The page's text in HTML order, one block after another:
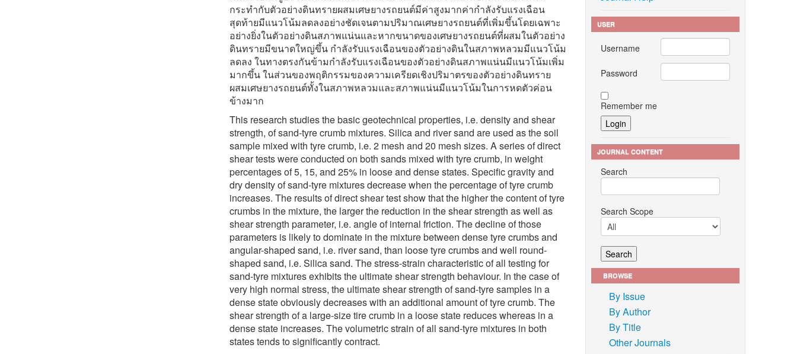
กระทำกับตัวอย่างดินทรายผสมเศษยางรถยนต์มีค่าสูงมากค่ากำลังรับแรงเฉือน
สุดท้ายมีแนวโน้มลดลงอย่างชัดเจนตามปริมาณเศษยางรถยนต์ที่เพิ่มขึ้นโดยเฉพาะ
อย่างยิ่งในตัวอย่างดินสภาพแน่นและหากขนาดของเศษยางรถยนต์ที่ผสมในตัวอย่าง
ดินทรายมีขนาดใหญ่ขึ้น กำลังรับแรงเฉือนของตัวอย่างดินในสภาพหลวมมีแนวโน้ม
ลดลง ในทางตรงกันข้ามกำลังรับแรงเฉือนของตัวอย่างดินสภาพแน่นมีแนวโน้มเพิ่ม
มากขึ้น ในส่วนของพฤติกรรมของความเครียดเชิงปริมาตรของตัวอย่างดินทราย
ผสมเศษยางรถยนต์ทั้งในสภาพหลวมและสภาพแน่นมีแนวโน้มในการหดตัวค่อน
ข้างมาก
This research studies the basic geotechnical properties, i.e. density and shear
strength, of sand-tyre crumb mixtures. Silica and river sand are used as the soil
sample mixed with tyre crumb, i.e. 2 mesh and 20 mesh sizes. A series of direct
shear tests were conducted on both sands mixed with tyre crumb, in weight
percentages of 5, 15, and 25% in loose and dense states. Specific gravity and
dry density of sand-tyre mixtures decrease when the percentage of tyre crumb
increases. The results of direct shear test show that the higher the content of tyre
crumbs in the mixture, the larger the reduction in the shear strength as well as
shear strength parameter, i.e. angle of internal friction. The decline of those
parameters is likely to dominate in the mixture between dense tyre crumbs and
angular-shaped sand, i.e. river sand, than loose tyre crumbs and well round-
shaped sand, i.e. Silica sand. The stress-strain characteristic of all testing for
sand-tyre mixtures exhibits the ultimate shear strength behaviour. In the case of
very high normal stress, the ultimate shear strength of sand-tyre samples in a
dense state obviously decreases with an additional amount of tyre crumb. The
shear strength of a large-size tire crumb in a loose state reduces whereas in a
dense state increases. The volumetric strain of all sand-tyre mixtures in both
states tends to significantly contract.
USER
Username
Password
Remember me
JOURNAL CONTENT
Search
Search Scope
BROWSE
By Issue
By Author
By Title
Other Journals